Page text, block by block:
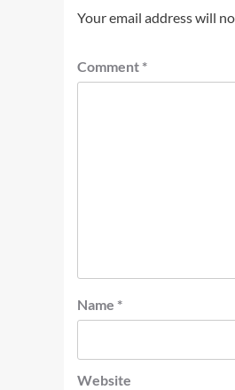
Your email address will
Comment *
Name *
Website